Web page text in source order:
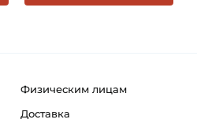
Физическим лицам
Доставка